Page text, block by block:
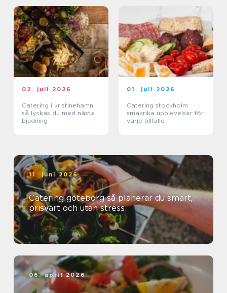
02. juli 2026
Catering i kristinehamn
så lyckas du med nästa
bjudning
01. juli 2026
Catering stockholm
smakrika upplevelser för
varje tillfälle
11. juni 2026
Catering göteborg så planerar du smart,
prisvärt och utan stress
06. april 2026